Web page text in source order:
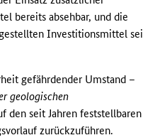
bereits absehbar, und die
Investitionsmittel sei
gefährdender Umstand –
geologischen
den seit Jahren feststellbaren
zurückzuführen.